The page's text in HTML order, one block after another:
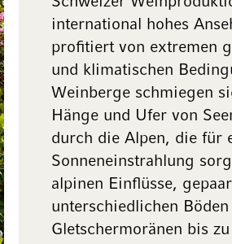
international hohes
profitiert von extremen
und klimatischen
Weinberge schmiegen
Hänge und Ufer von
durch die Alpen, die für
Sonneneinstrahlung
alpinen Einflüsse,
unterschiedlichen Böden
Gletschermoränen bis